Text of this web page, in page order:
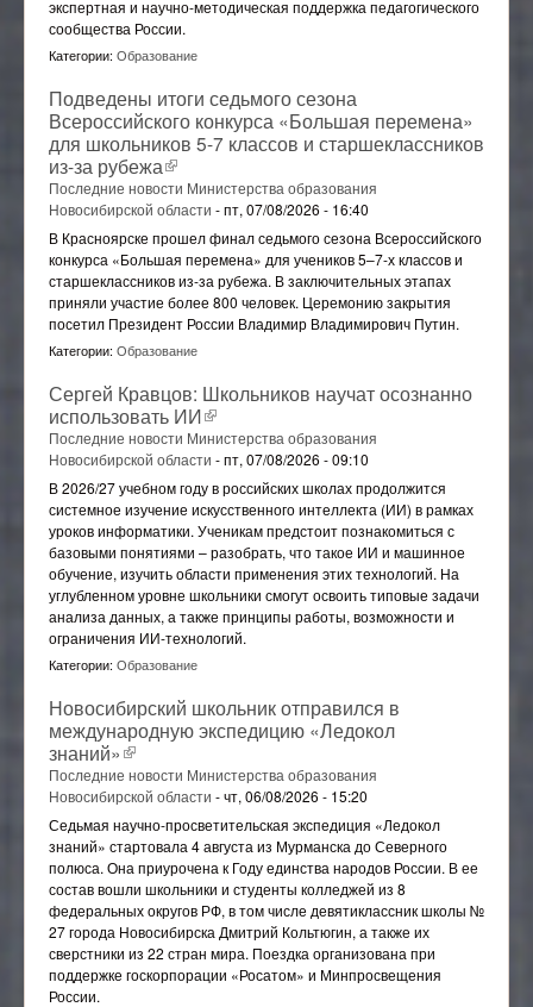
Педагогический (научно-педагогический) состав
оснащённость образовательного процесса
Платные образовательные услуги
Образовательные стандарты и требования
Финансово-хозяйственная деятельность
Вакантные места для приема (перевода)
обучающихся
Доступная среда
Международное сотрудничество
обучающихся
Противодействие коррупции
Организация питания в образовательной
организации
Ресурсный центр
Социально-психологическая помощь
Отраслевой методический совет
Трудоустройство
Антитеррор, защита от ЧС
Целевое обучение
Пушкинская карта
Общественные организации колледжа
Народный коллектив "ТРИУМФ"
Ветеранская организация
Совет Студентов
Студенческий профсоюз
Волонтёрский отряд
Студенческий клуб Российского Союза Молодежи
Студенческий спортивный клуб "Локомотив"
Самоорганизация
23.01.11 Слесарь-электрик по ремонту
электрооборудования подвижного состава
23.02.06 Техническая эксплуатация подвижного
состава железных дорог
08.02.10 Строительство железных дорог, путь и
путевое хозяйство
43.01.06 Проводник на железнодорожном
транспорте
Результаты приема
Вопросы и обращения граждан
Обращения граждан
Экскурсия по ГБПОУ НСО "НКТТ имени Н.А.Лунина"
Наставничество
Личный кабинет налогоплательщика
Специальная оценка условий труда (СОУТ)
экспертная и научно-методическая поддержка педагогического
сообщества России.
Категории: Образование
Подведены итоги седьмого сезона
Всероссийского конкурса «Большая перемена»
для школьников 5-7 классов и старшеклассников
из-за рубежа(внешняя ссылка)
Последние новости Министерства образования
Новосибирской области -пт, 07/08/2026 - 16:40
В Красноярске прошел финал седьмого сезона Всероссийского
конкурса «Большая перемена» для учеников 5–7-х классов и
старшеклассников из-за рубежа. В заключительных этапах
приняли участие более 800 человек. Церемонию закрытия
посетил Президент России Владимир Владимирович Путин.
Категории: Образование
Сергей Кравцов: Школьников научат осознанно
использовать ИИ(внешняя ссылка)
Последние новости Министерства образования
Новосибирской области -пт, 07/08/2026 - 09:10
В 2026/27 учебном году в российских школах продолжится
системное изучение искусственного интеллекта (ИИ) в рамках
уроков информатики. Ученикам предстоит познакомиться с
базовыми понятиями – разобрать, что такое ИИ и машинное
обучение, изучить области применения этих технологий. На
углубленном уровне школьники смогут освоить типовые задачи
анализа данных, а также принципы работы, возможности и
ограничения ИИ-технологий.
Категории: Образование
Новосибирский школьник отправился в
международную экспедицию «Ледокол
знаний»(внешняя ссылка)
Последние новости Министерства образования
Новосибирской области -чт, 06/08/2026 - 15:20
Седьмая научно-просветительская экспедиция «Ледокол
знаний» стартовала 4 августа из Мурманска до Северного
полюса. Она приурочена к Году единства народов России. В ее
состав вошли школьники и студенты колледжей из 8
федеральных округов РФ, в том числе девятиклассник школы №
27 города Новосибирска Дмитрий Кольтюгин, а также их
сверстники из 22 стран мира. Поездка организована при
поддержке госкорпорации «Росатом» и Минпросвещения
России.